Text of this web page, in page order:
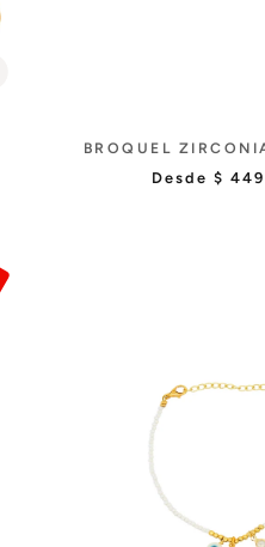
BROQUEL
Desde $